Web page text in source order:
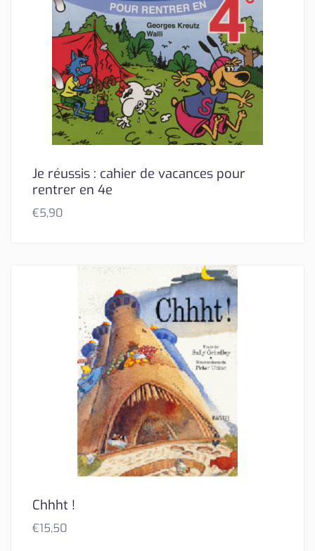
Je réussis : cahier de vacances pour
rentrer en 4e
€5,90
Chhht !
€15,50